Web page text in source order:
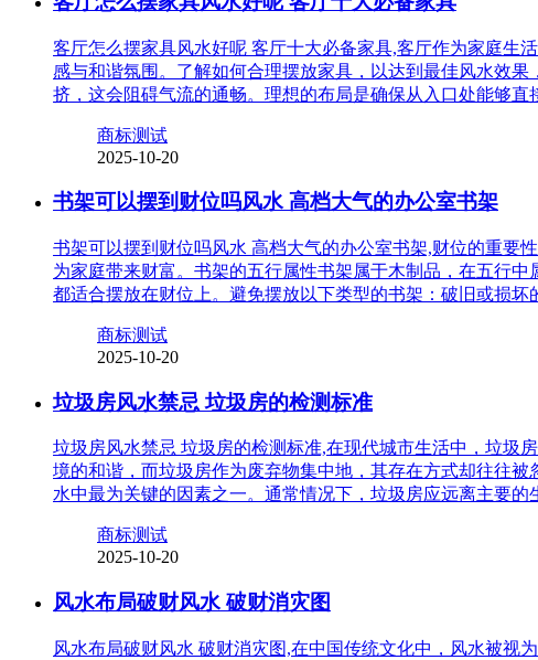
客厅怎么摆家具风水好呢 客厅十大必备家具,客厅作为家庭生
感与和谐氛围。了解如何合理摆放家具，以达到最佳风水效
挤，这会阻碍气流的通畅。理想的布局是确保从入口处能够
商标测试
2025-10-20
书架可以摆到财位吗风水 高档大气的办公室书架
书架可以摆到财位吗风水 高档大气的办公室书架,财位的重要
为家庭带来财富。书架的五行属性书架属于木制品，在五行
都适合摆放在财位上。避免摆放以下类型的书架：破旧或损
商标测试
2025-10-20
垃圾房风水禁忌 垃圾房的检测标准
垃圾房风水禁忌 垃圾房的检测标准,在现代城市生活中，垃圾
境的和谐，而垃圾房作为废弃物集中地，其存在方式却往往
水中最为关键的因素之一。通常情况下，垃圾房应远离主要
商标测试
2025-10-20
风水布局破财风水 破财消灾图
风水布局破财风水 破财消灾图,在中国传统文化中，风水被视